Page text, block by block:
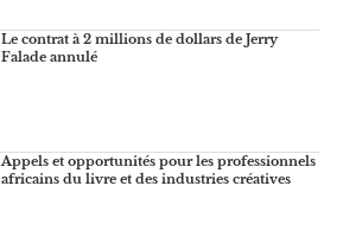
Le contrat à 2 millions de dollars de Jerry
Falade annulé
Appels et opportunités pour les professionnels
africains du livre et des industries créatives